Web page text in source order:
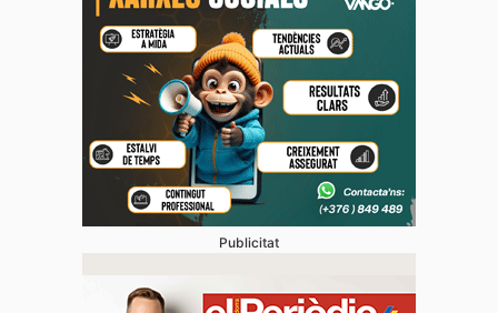
Publicitat